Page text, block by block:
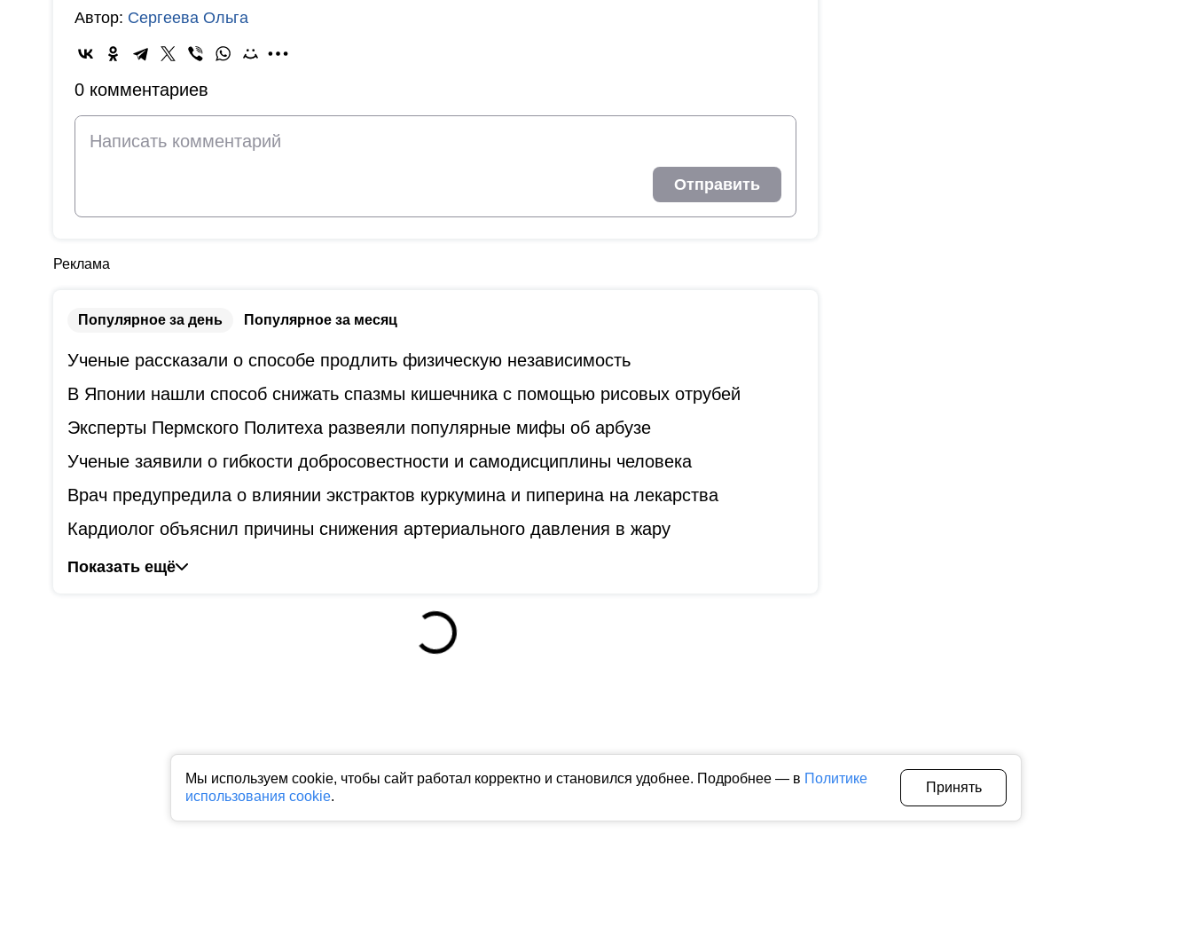
Мы используем cookie, чтобы сайт работал корректно и становился удобнее. Подробнее — в Политике
использования cookie.
Принять
Автор: Сергеева Ольга
0 комментариев
Отправить
Реклама
Популярное за день Популярное за месяц
Ученые рассказали о способе продлить физическую независимость
В Японии нашли способ снижать спазмы кишечника с помощью рисовых отрубей
Эксперты Пермского Политеха развеяли популярные мифы об арбузе
Ученые заявили о гибкости добросовестности и самодисциплины человека
Врач предупредила о влиянии экстрактов куркумина и пиперина на лекарства
Кардиолог объяснил причины снижения артериального давления в жару
Показать ещё